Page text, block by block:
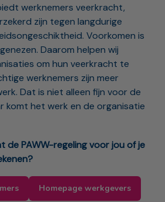
werknemers veerkracht,
zijn tegen langdurige
Voorkomen is
Daarom helpen wij
om hun veerkracht te
werknemers zijn meer
Dat is niet alleen fijn voor de
komt het werk en de organisatie
de PAWW-regeling voor jou of je
Homepage werkgevers